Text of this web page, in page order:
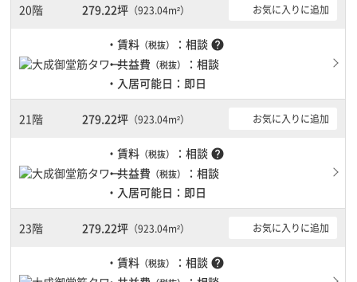
20階 279.22坪 （923.04m²） お気に入りに追加
・賃料 （税抜） ：相談 help
・共益費 （税抜）
：相談
・入居可能日：即日
21階 279.22坪 （923.04m²） お気に入りに追加
・賃料 （税抜） ：相談 help
・共益費 （税抜）
：相談
・入居可能日：即日
23階 279.22坪 （923.04m²） お気に入りに追加
・賃料 （税抜） ：相談 help